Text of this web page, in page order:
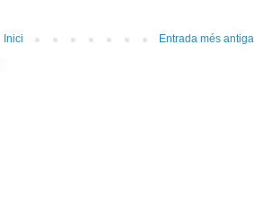
Entrada més antiga
Inici